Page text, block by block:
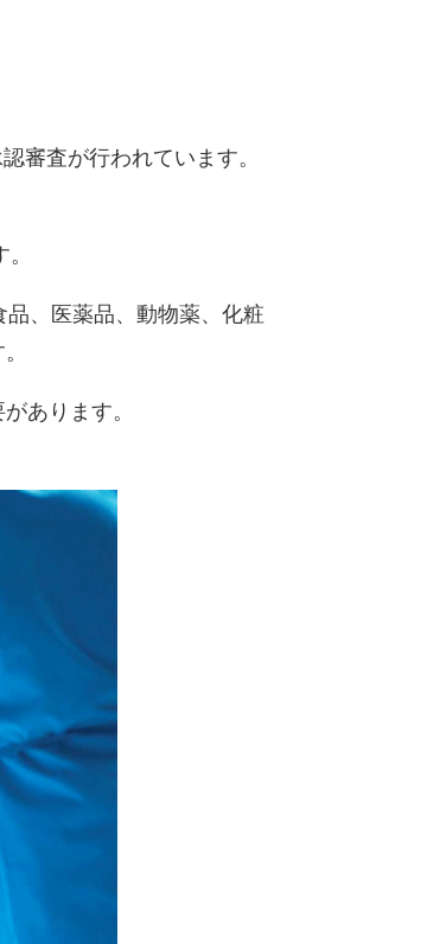
審査が行われています。
、医薬品、動物薬、化粧
あります。